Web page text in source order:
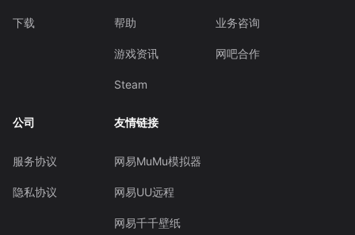
下载 帮助
游戏资讯
Steam
业务咨询
网吧合作
公司
服务协议
隐私协议
友情链接
网易MuMu模拟器
网易UU远程
网易千千壁纸